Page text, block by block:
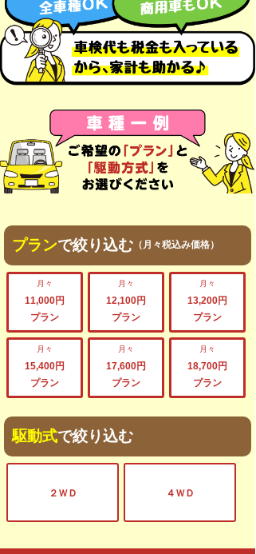
プランで絞り込む （月々税込み価格）
月々
11,000円
プラン
月々
12,100円
プラン
月々
13,200円
プラン
月々
15,400円
プラン
月々
17,600円
プラン
月々
18,700円
プラン
駆動式で絞り込む
２ＷＤ ４ＷＤ